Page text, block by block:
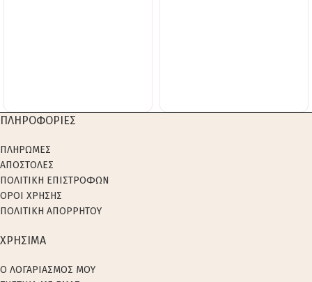
ΠΛΗΡΟΦΟΡΙΕΣ
ΠΛΗΡΩΜΕΣ
ΑΠΟΣΤΟΛΕΣ
ΠΟΛΙΤΙΚΗ ΕΠΙΣΤΡΟΦΩΝ
ΟΡΟΙ ΧΡΗΣΗΣ
ΠΟΛΙΤΙΚΗ ΑΠΟΡΡΗΤΟΥ
ΧΡΗΣΙΜΑ
Ο ΛΟΓΑΡΙΑΣΜΟΣ ΜΟΥ